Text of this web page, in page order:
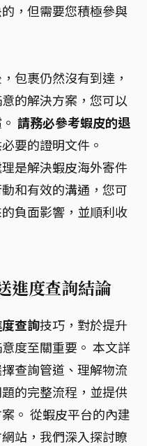
，但需要您積極參與
包裹仍然沒有到達，
的解決方案，您可以
請務必參考蝦皮的退
要的證明文件。
是解決蝦皮海外寄件
和有效的溝通，您可
負面影響，並順利收
進度查詢結論
查詢技巧，對於提升
度至關重要。 本文詳
查詢管道、理解物流
的完整流程，並提供
。 從蝦皮平台的內建
站，我們深入探討瞭